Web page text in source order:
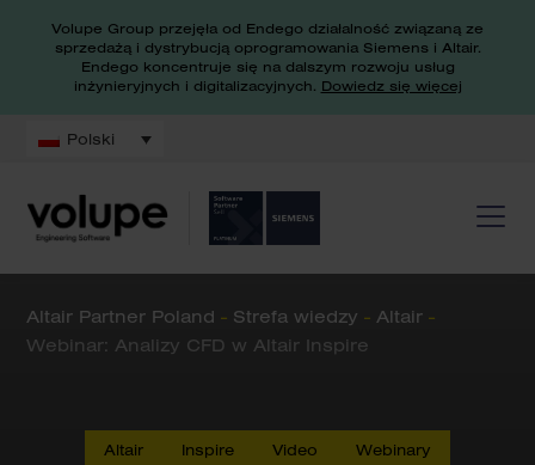
Volupe Group przejęła od Endego działalność związaną ze
sprzedażą i dystrybucją oprogramowania Siemens i Altair.
Endego koncentruje się na dalszym rozwoju usług
inżynieryjnych i digitalizacyjnych. Dowiedz się więcej
Polski
Altair Partner Poland - Strefa wiedzy -Altair -
Webinar: Analizy CFD w Altair Inspire
Altair Inspire Video Webinary